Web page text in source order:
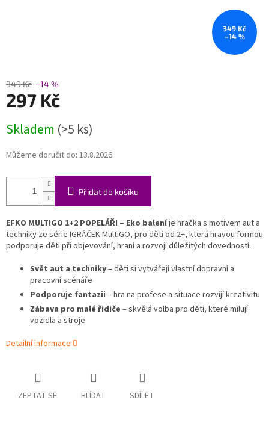
349 Kč
–14 %
349 Kč –14 %
297 Kč
cena:
Skladem (>5 ks)
Můžeme doručit do: 13.8.2026
Přidat do košíku
EFKO MULTIGO 1+2 POPELÁŘI – Eko baleníje hračka s motivem aut a
techniky ze série IGRÁČEK MultiGO, pro děti od 2+, která hravou formou
podporuje děti při objevování, hraní a rozvoji důležitých dovedností.
Svět aut a techniky– děti si vytvářejí vlastní dopravní a
pracovní scénáře
Podporuje fantazii – hra na profese a situace rozvíjí kreativitu
Zábava pro malé řidiče – skvělá volba pro děti, které milují
vozidla a stroje
Detailní informace
ZEPTAT SE HLÍDAT SDÍLET